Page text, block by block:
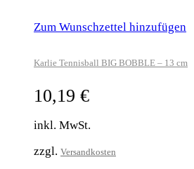
Zum Wunschzettel hinzufügen
Karlie Tennisball BIG BOBBLE – 13 cm
10,19 €
inkl. MwSt.
zzgl. Versandkosten